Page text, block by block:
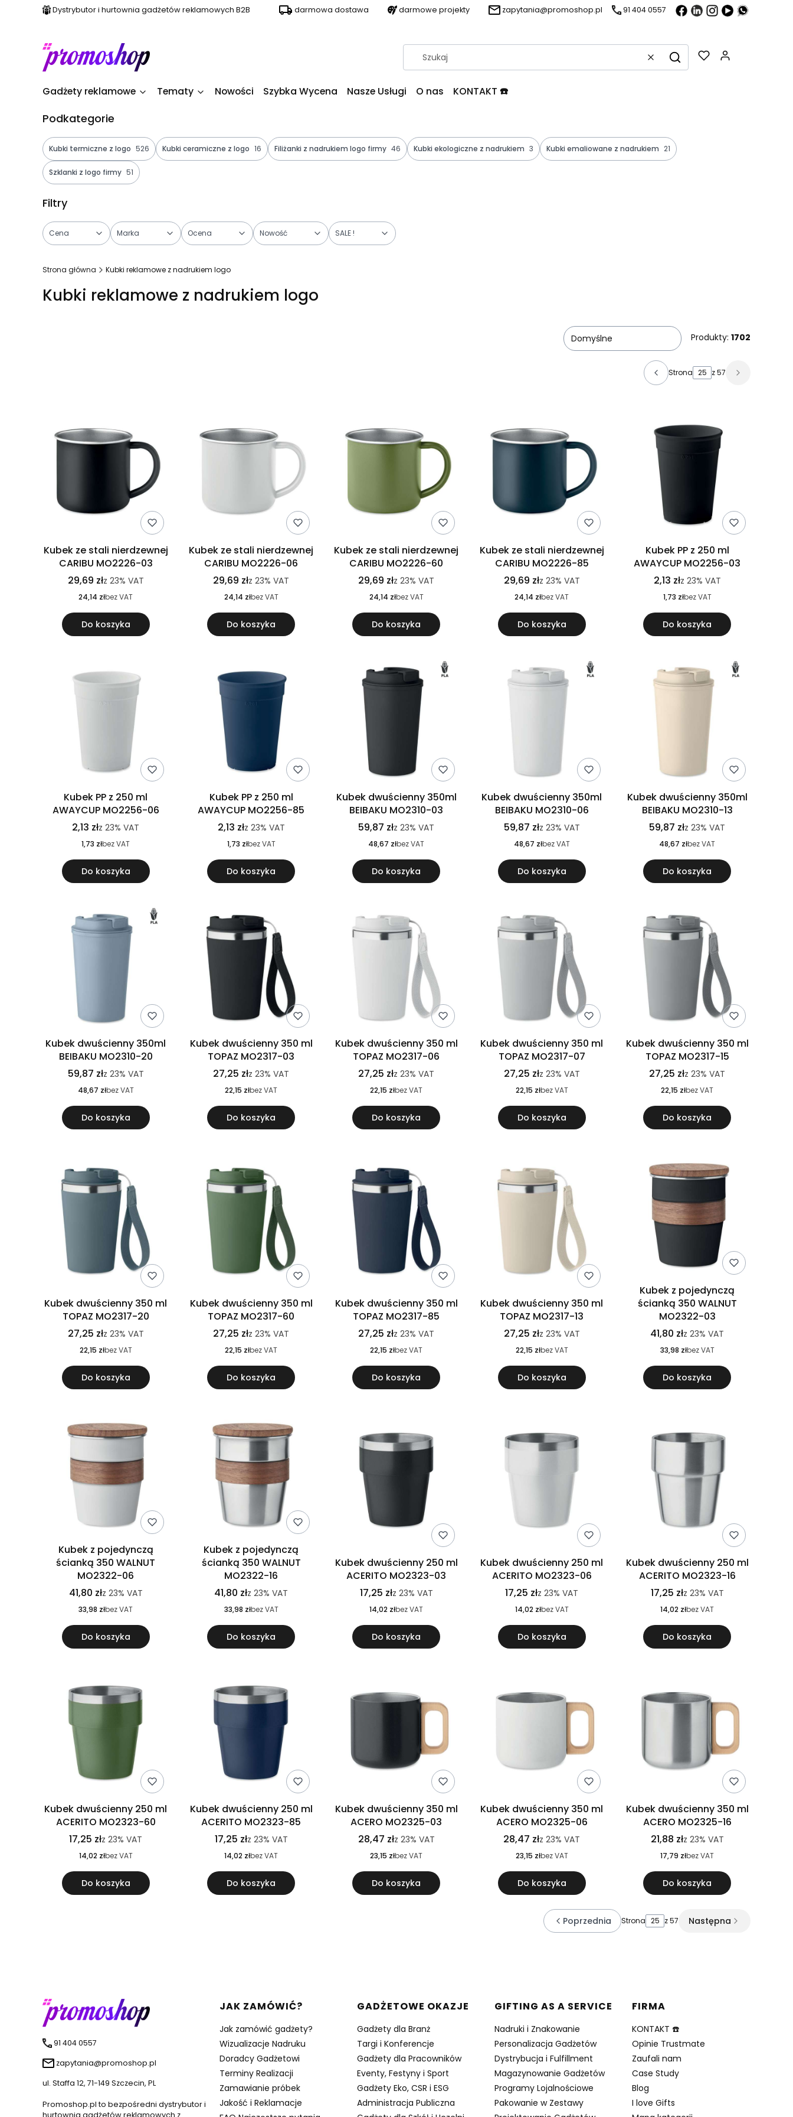
Dystrybutor i hurtownia gadżetów reklamowych B2B darmowa dostawa darmowe projekty zapytania@promoshop.pl 91 404 0557
WyczyśćSzukaj
Gadżety reklamowe Tematy Nowości Szybka Wycena Nasze Usługi O nas KONTAKT ☎️
Podkategorie
Kubki termiczne z logo 526 Kubki ceramiczne z logo 16 Filiżanki z nadrukiem logo firmy 46 Kubki ekologiczne z nadrukiem 3 Kubki emaliowane z nadrukiem 21
Szklanki z logo firmy 51
Filtry
Cena Marka Ocena Nowość SALE !
Strona główna Kubki reklamowe z nadrukiem logo
Kubki reklamowe z nadrukiem logo
Domyślne Produkty: 1702
Strona z 57
Kubek ze stali nierdzewnej
CARIBU MO2226-03
29,69 złz 23% VAT
24,14 złbez VAT
Do koszyka
Kubek ze stali nierdzewnej
CARIBU MO2226-06
29,69 złz23% VAT
24,14 złbez VAT
Do koszyka
Kubek ze stali nierdzewnej
CARIBU MO2226-60
29,69 złz23% VAT
24,14 złbez VAT
Do koszyka
Kubek ze stali nierdzewnej
CARIBU MO2226-85
29,69 złz 23% VAT
24,14 złbez VAT
Do koszyka
Kubek PP z 250 ml
AWAYCUP MO2256-03
2,13 złz 23% VAT
1,73 złbez VAT
Do koszyka
Kubek PP z 250 ml
AWAYCUP MO2256-06
2,13 złz23% VAT
1,73 złbez VAT
Do koszyka
Kubek PP z 250 ml
AWAYCUP MO2256-85
2,13 złz 23% VAT
1,73 złbez VAT
Do koszyka
Kubek dwuścienny 350ml
BEIBAKU MO2310-03
59,87 złz23% VAT
48,67 złbez VAT
Do koszyka
Kubek dwuścienny 350ml
BEIBAKU MO2310-06
59,87 złz 23% VAT
48,67 złbez VAT
Do koszyka
Kubek dwuścienny 350ml
BEIBAKU MO2310-13
59,87 złz23% VAT
48,67 złbez VAT
Do koszyka
Kubek dwuścienny 350ml
BEIBAKU MO2310-20
59,87 złz 23% VAT
48,67 złbez VAT
Do koszyka
Kubek dwuścienny 350 ml
TOPAZ MO2317-03
27,25 złz23% VAT
22,15 złbez VAT
Do koszyka
Kubek dwuścienny 350 ml
TOPAZ MO2317-06
27,25 złz23% VAT
22,15 złbez VAT
Do koszyka
Kubek dwuścienny 350 ml
TOPAZ MO2317-07
27,25 złz 23% VAT
22,15 złbez VAT
Do koszyka
Kubek dwuścienny 350 ml
TOPAZ MO2317-15
27,25 złz23% VAT
22,15 złbez VAT
Do koszyka
Kubek dwuścienny 350 ml
TOPAZ MO2317-20
27,25 złz 23% VAT
22,15 złbez VAT
Do koszyka
Kubek dwuścienny 350 ml
TOPAZ MO2317-60
27,25 złz23% VAT
22,15 złbez VAT
Do koszyka
Kubek dwuścienny 350 ml
TOPAZ MO2317-85
27,25 złz23% VAT
22,15 złbez VAT
Do koszyka
Kubek dwuścienny 350 ml
TOPAZ MO2317-13
27,25 złz 23% VAT
22,15 złbez VAT
Do koszyka
Kubek z pojedynczą
ścianką 350 WALNUT
MO2322-03
41,80 złz23% VAT
33,98 złbez VAT
Do koszyka
Kubek z pojedynczą
ścianką 350 WALNUT
MO2322-06
41,80 złz 23% VAT
33,98 złbez VAT
Do koszyka
Kubek z pojedynczą
ścianką 350 WALNUT
MO2322-16
41,80 złz23% VAT
33,98 złbez VAT
Do koszyka
Kubek dwuścienny 250 ml
ACERITO MO2323-03
17,25 złz 23% VAT
14,02 złbez VAT
Do koszyka
Kubek dwuścienny 250 ml
ACERITO MO2323-06
17,25 złz23% VAT
14,02 złbez VAT
Do koszyka
Kubek dwuścienny 250 ml
ACERITO MO2323-16
17,25 złz 23% VAT
14,02 złbez VAT
Do koszyka
Kubek dwuścienny 250 ml
ACERITO MO2323-60
17,25 złz23% VAT
14,02 złbez VAT
Do koszyka
Kubek dwuścienny 250 ml
ACERITO MO2323-85
17,25 złz 23% VAT
14,02 złbez VAT
Do koszyka
Kubek dwuścienny 350 ml
ACERO MO2325-03
28,47 złz 23% VAT
23,15 złbez VAT
Do koszyka
Kubek dwuścienny 350 ml
ACERO MO2325-06
28,47 złz23% VAT
23,15 złbez VAT
Do koszyka
Kubek dwuścienny 350 ml
ACERO MO2325-16
21,88 złz 23% VAT
17,79 złbez VAT
Do koszyka
Poprzednia Strona z 57 Następna
91 404 0557
zapytania@promoshop.pl
ul. Staffa 12, 71-149 Szczecin, PL
Promoshop.pl to bezpośredni dystrybutor i
Linki w stopce
JAK ZAMÓWIĆ?
Jak zamówić gadżety?
Wizualizacje Nadruku
Doradcy Gadżetowi
Terminy Realizacji
Zamawianie próbek
Jakość i Reklamacje
GADŻETOWE OKAZJE
Gadżety dla Branż
Targi i Konferencje
Gadżety dla Pracowników
Eventy, Festyny i Sport
Gadżety Eko, CSR i ESG
Administracja Publiczna
GIFTING AS A SERVICE
Nadruki i Znakowanie
Personalizacja Gadżetów
Dystrybucja i Fulfillment
Magazynowanie Gadżetów
Programy Lojalnościowe
Pakowanie w Zestawy
FIRMA
KONTAKT ☎️
Opinie Trustmate
Zaufali nam
Case Study
Blog
I love Gifts